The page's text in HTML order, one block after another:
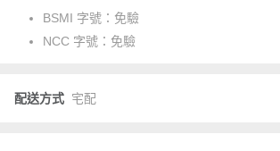
BSMI 字號： 免驗
NCC 字號： 免驗
配送方式 宅配